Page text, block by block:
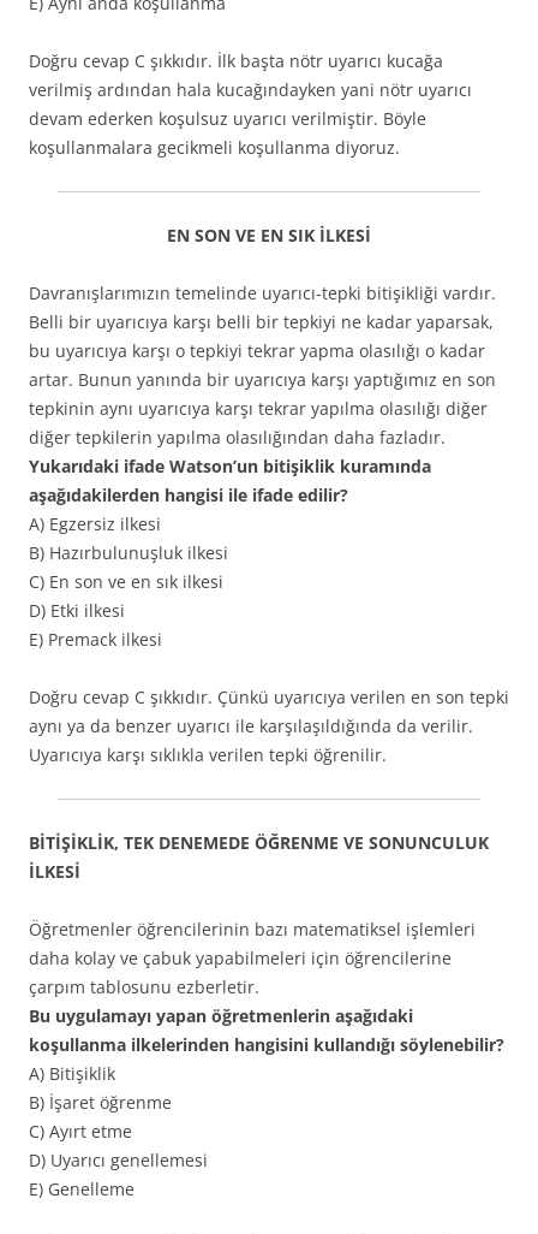
Doğru cevap C şıkkıdır. İlk başta nötr uyarıcı kucağa
verilmiş ardından hala kucağındayken yani nötr uyarıcı
devam ederken koşulsuz uyarıcı verilmiştir. Böyle
koşullanmalara gecikmeli koşullanma diyoruz.
EN SON VE EN SIK İLKESİ
Davranışlarımızın temelinde uyarıcı-tepki bitişikliği vardır.
Belli bir uyarıcıya karşı belli bir tepkiyi ne kadar yaparsak,
bu uyarıcıya karşı o tepkiyi tekrar yapma olasılığı o kadar
artar. Bunun yanında bir uyarıcıya karşı yaptığımız en son
tepkinin aynı uyarıcıya karşı tekrar yapılma olasılığı diğer
diğer tepkilerin yapılma olasılığından daha fazladır.
Yukarıdaki ifade Watson’un bitişiklik kuramında
aşağıdakilerden hangisi ile ifade edilir?
A) Egzersiz ilkesi
B) Hazırbulunuşluk ilkesi
C) En son ve en sık ilkesi
D) Etki ilkesi
E) Premack ilkesi
Doğru cevap C şıkkıdır. Çünkü uyarıcıya verilen en son tepki
aynı ya da benzer uyarıcı ile karşılaşıldığında da verilir.
Uyarıcıya karşı sıklıkla verilen tepki öğrenilir.
BİTİŞİKLİK, TEK DENEMEDE ÖĞRENME VE SONUNCULUK
İLKESİ
Öğretmenler öğrencilerinin bazı matematiksel işlemleri
daha kolay ve çabuk yapabilmeleri için öğrencilerine
çarpım tablosunu ezberletir.
Bu uygulamayı yapan öğretmenlerin aşağıdaki
koşullanma ilkelerinden hangisini kullandığı söylenebilir?
A) Bitişiklik
B) İşaret öğrenme
C) Ayırt etme
D) Uyarıcı genellemesi
E) Genelleme